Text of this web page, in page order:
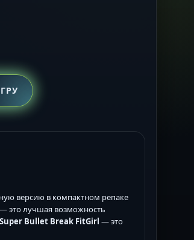
версию в компактном репаке
это лучшая возможность
Super Bullet Break FitGirl — это